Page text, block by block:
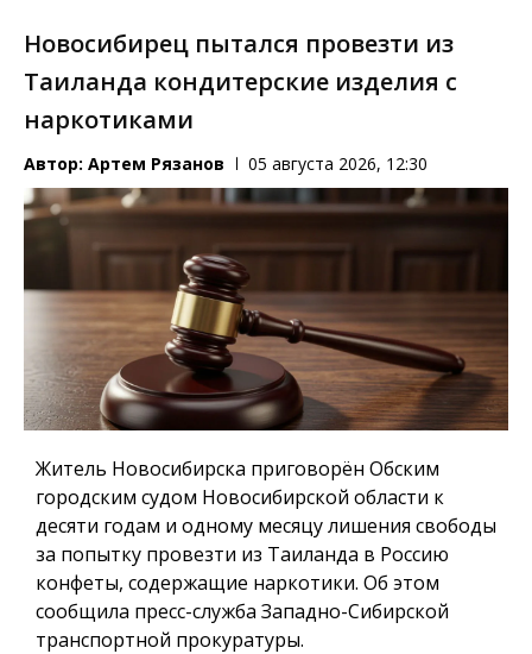
Новосибирец пытался провезти из
Таиланда кондитерские изделия с
наркотиками
Автор: Артем Рязанов 05 августа 2026, 12:30
Житель Новосибирска приговорён Обским
городским судом Новосибирской области к
десяти годам и одному месяцу лишения свободы
за попытку провезти из Таиланда в Россию
конфеты, содержащие наркотики. Об этом
сообщила пресс-служба Западно-Сибирской
транспортной прокуратуры.